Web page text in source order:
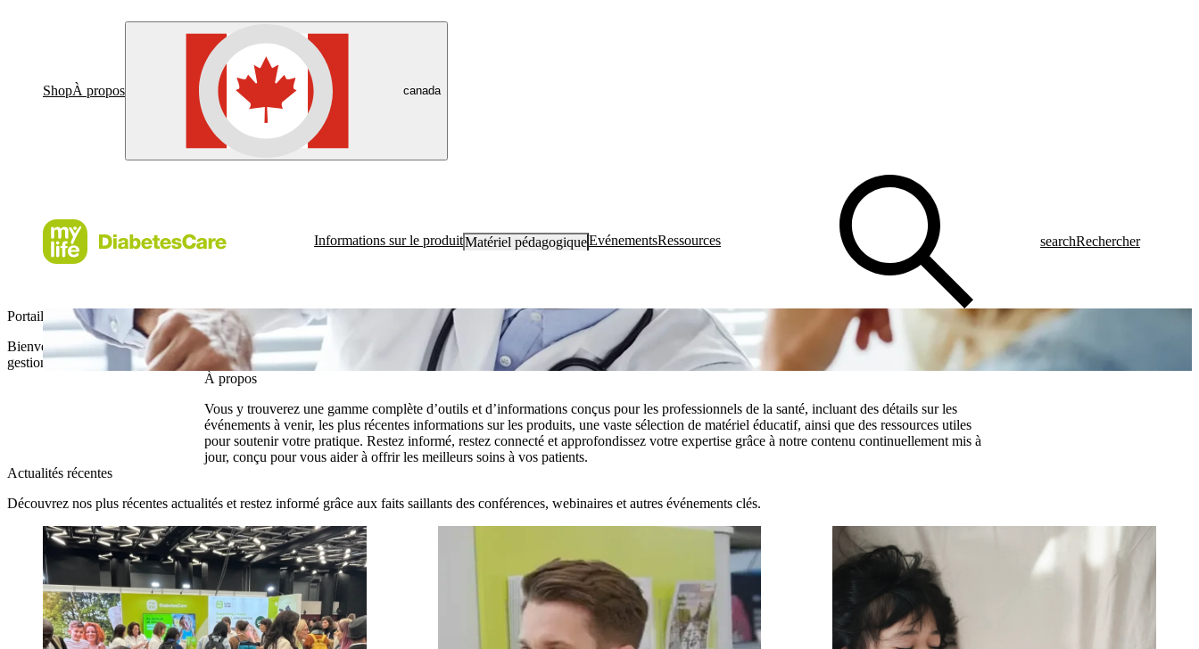
ShopÀ propos canada
Informations sur le produitMatériel pédagogiqueEvénementsRessources searchRechercher
Portail Pro
Bienvenue sur le Portail Pro de myLoop, votre ressource dédiée pour tout ce qui concerne les soins et la
gestion du diabète.
À propos
Vous y trouverez une gamme complète d’outils et d’informations conçus pour les professionnels de la santé, incluant des détails sur les
événements à venir, les plus récentes informations sur les produits, une vaste sélection de matériel éducatif, ainsi que des ressources utiles
pour soutenir votre pratique. Restez informé, restez connecté et approfondissez votre expertise grâce à notre contenu continuellement mis à
jour, conçu pour vous aider à offrir les meilleurs soins à vos patients.
Actualités récentes
Découvrez nos plus récentes actualités et restez informé grâce aux faits saillants des conférences, webinaires et autres événements clés.